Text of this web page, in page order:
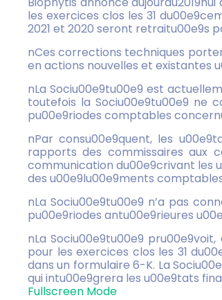
les exercices clos les 31
2021 et 2020 seront retraitu00e9s
nCes corrections techniques
en actions nouvelles et existantes
nLa Sociu00e9tu00e9 est
toutefois la Sociu00e9tu00e9 ne
pu00e9riodes comptables
nPar consu00e9quent, les
rapports des commissaires aux
communication du00e9crivant les
des u00e9lu00e9ments
nLa Sociu00e9tu00e9 n’a pas
pu00e9riodes antu00e9rieures
nLa Sociu00e9tu00e9
pour les exercices clos les 31
dans un formulaire 6-K. La
qui intu00e9grera les u00e9tats
Fullscreen Mode